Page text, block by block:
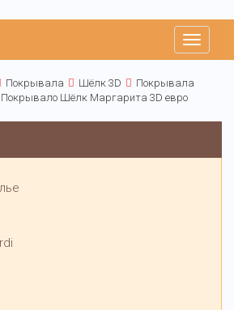
Toggle
Покрывала Шёлк 3D
Покрывала
Покрывало Шёлк Маргарита 3D евро